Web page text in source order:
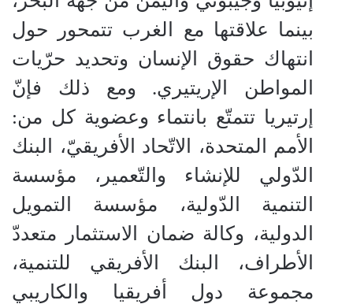
بينما علاقتها مع الغرب تتمحور حول
انتهاك حقوق الإنسان وتحديد حرّيات
المواطن الإريتيري. ومع ذلك فإنّ
إرتيريا تتمتّع بانتماء وعضوية كل من:
الأمم المتحدة، الاتّحاد الأفريقيّ، البنك
الدّولي للإنشاء والتّعمير، مؤسسة
التنمية الدّولية، مؤسسة التمويل
الدولية، وكالة ضمان الاستثمار متعددّ
الأطراف، البنك الأفريقي للتنمية،
مجموعة دول أفريقيا والكاريبي